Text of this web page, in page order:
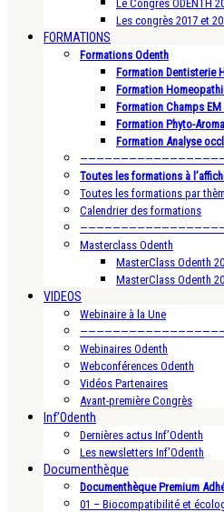
Le Congrès ODENTH
Les congrès 2017 et
FORMATIONS
Formations Odenth
Formation Dentisterie
Formation
Formation Champs
Formation Phyto-
Formation Analyse
Toutes les formations à
Toutes les formations par
Calendrier des formations
Masterclass Odenth
MasterClass Odenth
MasterClass Odenth
VIDEOS
Webinaire à la Une
Webinaires Odenth
Webconférences Odenth
Vidéos Partenaires
Avant-première Congrès
Inf’Odenth
Dernières actus Inf’Odenth
Les newsletters Inf’Odenth
Documenthèque
Documenthèque Premium
01 – Biocompatibilité et